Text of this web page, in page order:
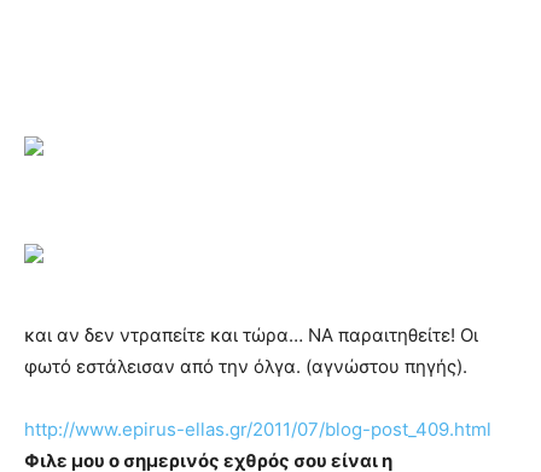
και αν δεν ντραπείτε και τώρα… ΝΑ παραιτηθείτε! Οι
φωτό εστάλεισαν από την όλγα. (αγνώστου πηγής).
http://www.epirus-ellas.gr/2011/07/blog-post_409.html
Φιλε μου ο σημερινός εχθρός σου είναι η